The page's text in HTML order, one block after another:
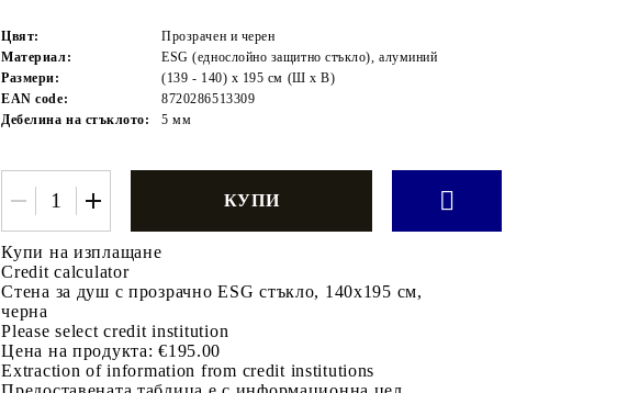
Цвят:
Прозрачен и черен
Материал:
ESG (еднослойно защитно стъкло), алуминий
Размери:
(139 - 140) x 195 см (Ш x В)
EAN code:
8720286513309
Дебелина на стъклото:
5 мм
Купи на изплащане
Credit calculator
Стена за душ с прозрачно ESG стъкло, 140x195 см,
черна
Please select credit institution
Цена на продукта: €195.00
Extraction of information from credit institutions